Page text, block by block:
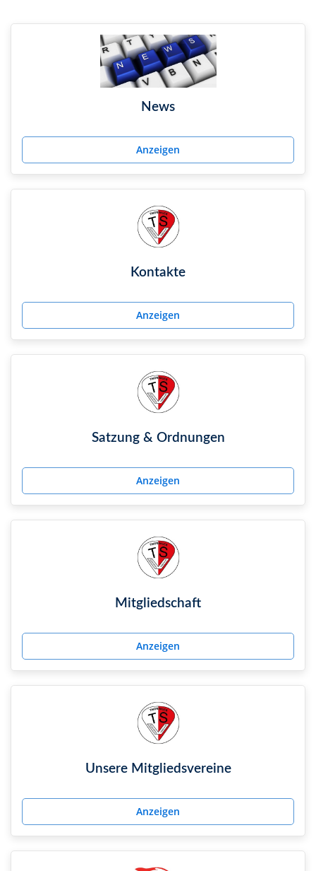
News
Anzeigen
Kontakte
Anzeigen
Satzung & Ordnungen
Anzeigen
Mitgliedschaft
Anzeigen
Unsere Mitgliedsvereine
Anzeigen